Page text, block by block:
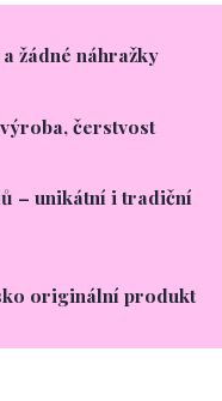
žádné náhražky
čerstvost
– unikátní i tradiční
originální produkt